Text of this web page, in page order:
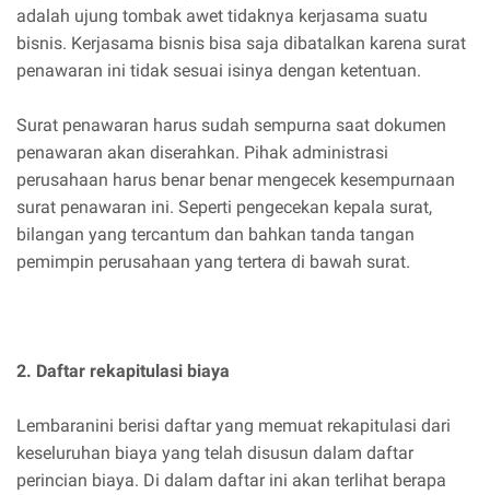
adalah ujung tombak awet tidaknya kerjasama suatu
bisnis. Kerjasama bisnis bisa saja dibatalkan karena surat
penawaran ini tidak sesuai isinya dengan ketentuan.
Surat penawaran harus sudah sempurna saat dokumen
penawaran akan diserahkan. Pihak administrasi
perusahaan harus benar benar mengecek kesempurnaan
surat penawaran ini. Seperti pengecekan kepala surat,
bilangan yang tercantum dan bahkan tanda tangan
pemimpin perusahaan yang tertera di bawah surat.
2. Daftar rekapitulasi biaya
Lembaranini berisi daftar yang memuat rekapitulasi dari
keseluruhan biaya yang telah disusun dalam daftar
perincian biaya. Di dalam daftar ini akan terlihat berapa